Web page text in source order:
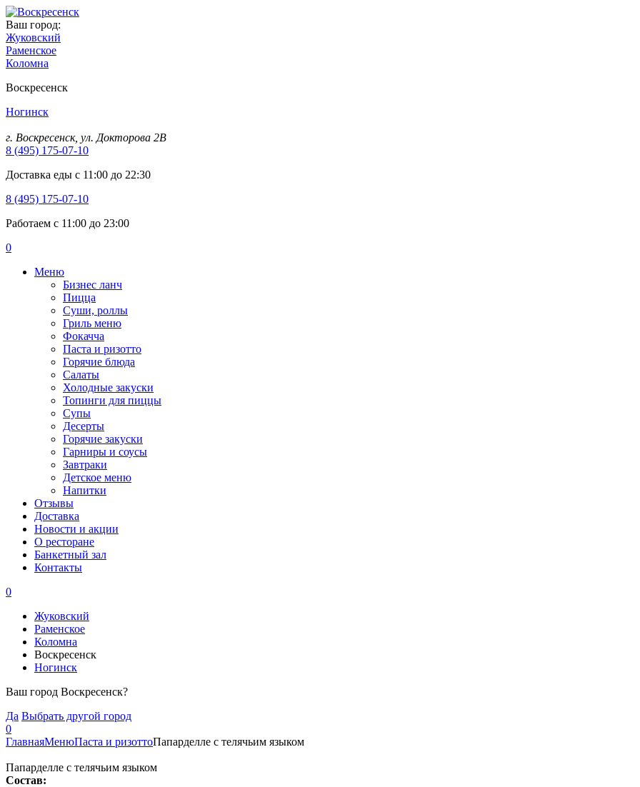
Ваш город:
Жуковский
Раменское
Коломна
Воскресенск
Ногинск
г. Воскресенск, ул. Докторова 2B
8 (495) 175-07-10
Доставка еды с 11:00 до 22:30
8 (495) 175-07-10
Работаем с 11:00 до 23:00
0
Меню
Бизнес ланч
Пицца
Суши, роллы
Гриль меню
Фокачча
Паста и ризотто
Горячие блюда
Салаты
Холодные закуски
Топинги для пиццы
Супы
Десерты
Горячие закуски
Гарниры и соусы
Завтраки
Детское меню
Напитки
Отзывы
Доставка
Новости и акции
О ресторане
Банкетный зал
Контакты
0
Жуковский
Раменское
Коломна
Воскресенск
Ногинск
Ваш город Воскресенск?
Да Выбрать другой город
0
ГлавнаяМенюПаста и ризоттоПапарделле с телячьим языком
Папарделле с телячьим языком
Состав: